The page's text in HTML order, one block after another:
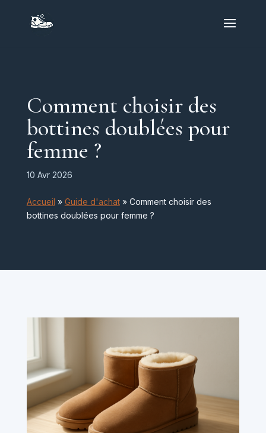
Comment choisir des
bottines doublées pour
femme ?
10 Avr 2026
Accueil » Guide d'achat» Comment choisir des
bottines doublées pour femme ?